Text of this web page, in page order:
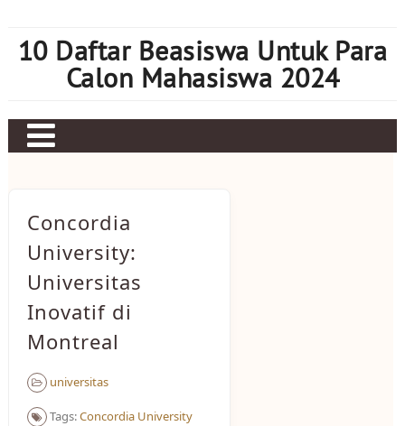
content
10 Daftar Beasiswa Untuk Para
Calon Mahasiswa 2024
Judi bola
Mahjong Ways 2
Slot Kamboja
Slot Thailand
Concordia
University:
Universitas
Inovatif di
Montreal
universitas
Tags:Concordia University